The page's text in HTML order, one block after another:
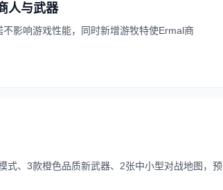
人与武器
影响游戏性能，同时新增游牧特使Ermal商
式、3款橙色品质新武器、2张中小型对战地图，预